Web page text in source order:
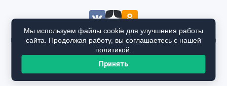
Информация, размещенная на сайте, не является публичной офертой
и предоставляется в ознакомительных целях. Для получения
подробной информации общайтесь в отдел продаж застройщика.
Мы используем файлы cookie для улучшения работы
сайта. Продолжая работу, вы соглашаетесь с нашей
политикой.
Принять